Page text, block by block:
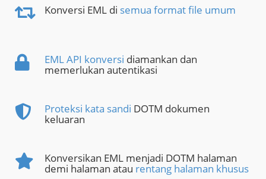
Konversi EML di semua format file umum
EML API konversi diamankan dan
memerlukan autentikasi
Proteksi kata sandi DOTM dokumen
keluaran
Konversikan EML menjadi DOTM halaman
demi halaman atau rentang halaman khusus